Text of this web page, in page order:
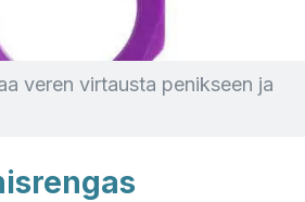
veren virtausta penikseen ja